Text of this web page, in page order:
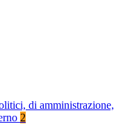
di amministrazione,
2